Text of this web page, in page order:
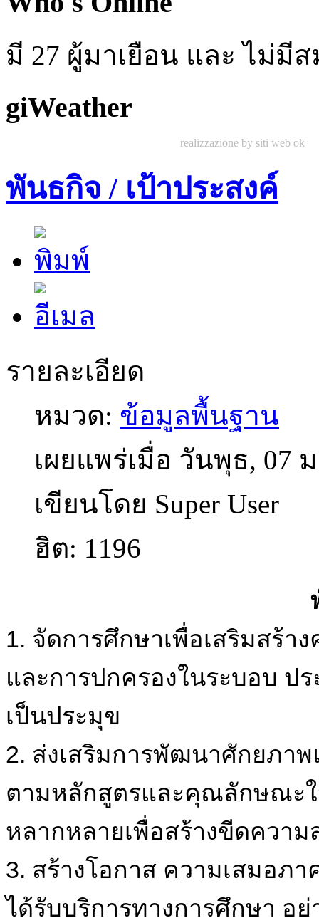
มี 27 ผู้มาเยือน และ ไม่มี
giWeather
realizzazione by siti web ok
พันธกิจ / เป้าประสงค์
รายละเอียด
หมวด: ข้อมูลพื้นฐาน
เผยแพร่เมื่อ วันพุธ, 07
เขียนโดย Super User
ฮิต: 1196
1. จัดการศึกษาเพื่อเสริมสร้
และการปกครองในระบอบ ป
เป็นประมุข
2. ส่งเสริมการพัฒนาศักยภา
ตามหลักสูตรและคุณลักษณะ
หลากหลายเพื่อสร้างขีดควา
3. สร้างโอกาส ความเสมอภ
ได้รับบริการทางการศึกษา อย่